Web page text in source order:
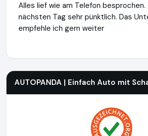
Alles lief wie am Telefon besprochen.
nächsten Tag sehr pünktlich. Das
empfehle ich gern weiter
AUTOPANDA | Einfach Auto mit